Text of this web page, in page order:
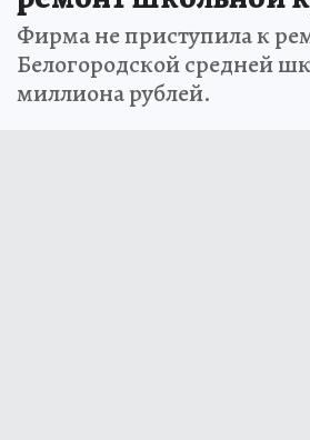
Фирма не приступила к
Белогородской средней
миллиона рублей.